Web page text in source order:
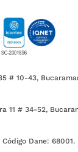
# 10-43,
11 # 34-52,
Dane: 68001.